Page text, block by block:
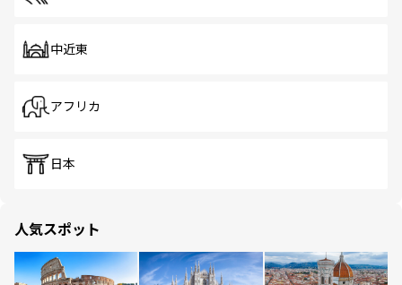
中近東
アフリカ
日本
人気スポット